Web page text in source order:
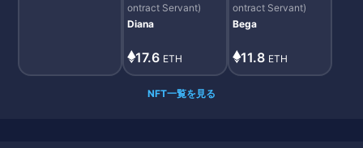
ontract Servant)
Diana
17.6 ETH
ontract Servant)
Bega
11.8 ETH
NFT一覧を見る